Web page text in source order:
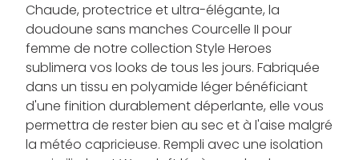
Chaude, protectrice et ultra-élégante, la
doudoune sans manches Courcelle II pour
femme de notre collection Style Heroes
sublimera vos looks de tous les jours. Fabriquée
dans un tissu en polyamide léger bénéficiant
d'une finition durablement déperlante, elle vous
permettra de rester bien au sec et à l'aise malgré
la météo capricieuse. Rempli avec une isolation